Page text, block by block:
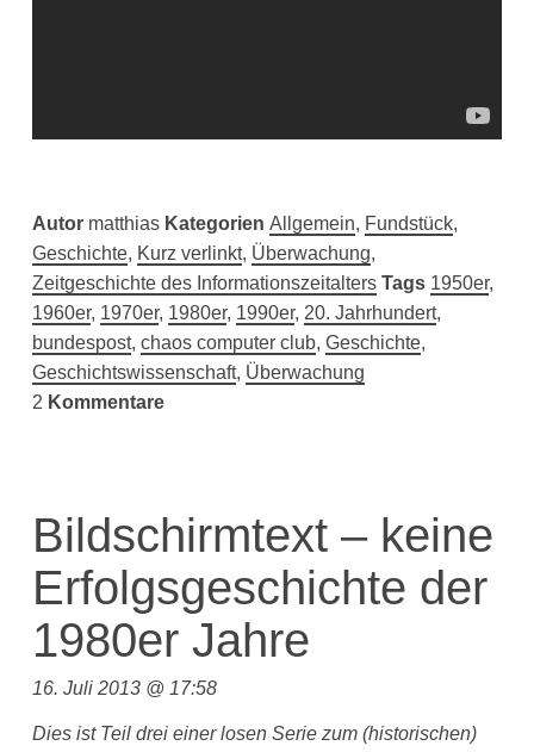
Autor matthias Kategorien Allgemein, Fundstück,
Geschichte, Kurz verlinkt, Überwachung,
Zeitgeschichte des Informationszeitalters Tags 1950er,
1960er, 1970er, 1980er, 1990er, 20. Jahrhundert,
bundespost, chaos computer club, Geschichte,
Geschichtswissenschaft, Überwachung
2 Kommentare
Bildschirmtext – keine
Erfolgsgeschichte der
1980er Jahre
16. Juli 2013 @ 17:58
Dies ist Teil drei einer losen Serie zum (historischen)